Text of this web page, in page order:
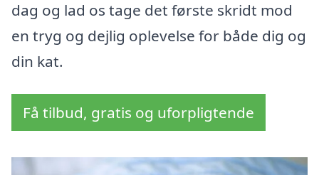
dag og lad os tage det første skridt mod
en tryg og dejlig oplevelse for både dig og
din kat.
Få tilbud, gratis og uforpligtende